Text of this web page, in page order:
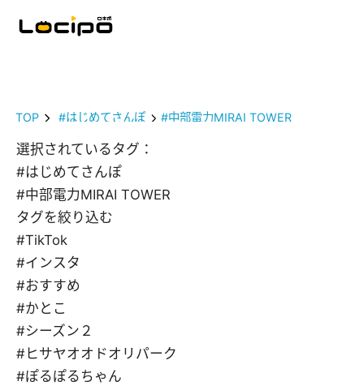
TOP #はじめてさんぽ #中部電力MIRAI TOWER
選択されているタグ：
#はじめてさんぽ
#中部電力MIRAI TOWER
タグを絞り込む
#TikTok
#インスタ
#おすすめ
#かとこ
#シーズン２
#ヒサヤオオドオリパーク
#ぽるぽるちゃん